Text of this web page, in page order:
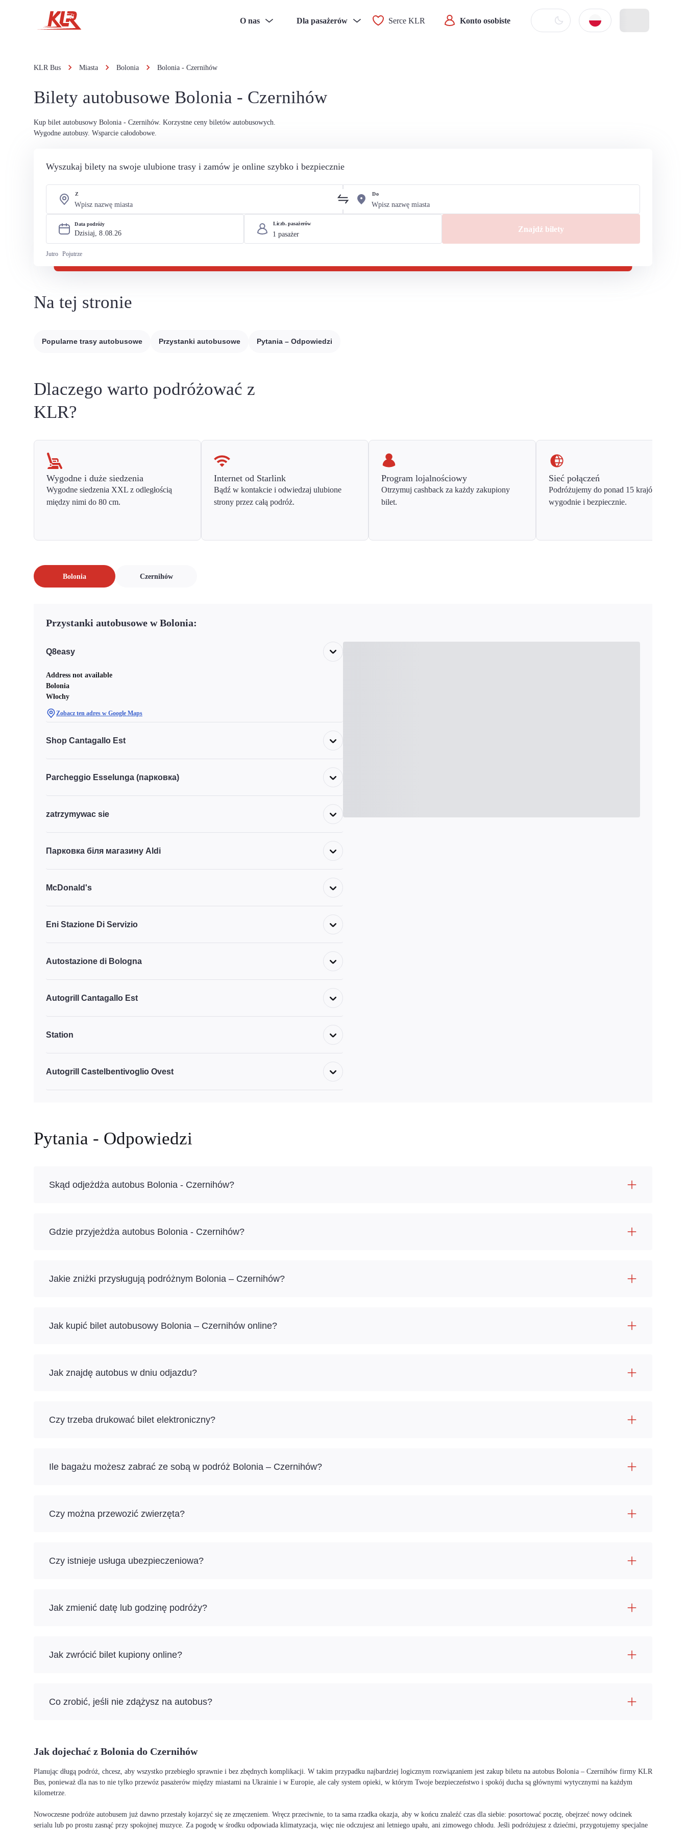
O nas Dla pasażerów Serce KLR Konto osobiste
KLR Bus Miasta Bolonia Bolonia - Czernihów
Bilety autobusowe Bolonia - Czernihów
Kup bilet autobusowy Bolonia - Czernihów. Korzystne ceny biletów autobusowych.
Wygodne autobusy. Wsparcie całodobowe.
Wyszukaj bilety na swoje ulubione trasy i zamów je online szybko i bezpiecznie
Z Do
Data podróży
Dzisiaj, 8.08.26
Jutro Pojutrze
Liczb. pasażerów
Znajdź bilety
Na tej stronie
Popularne trasy autobusowe Przystanki autobusowe Pytania – Odpowiedzi
Dlaczego warto podróżować z
KLR?
Wygodne i duże siedzenia
Wygodne siedzenia XXL z odległością
między nimi do 80 cm.
Internet od Starlink
Bądź w kontakcie i odwiedzaj ulubione
strony przez całą podróż.
Program lojalnościowy
Otrzymuj cashback za każdy zakupiony
bilet.
Sieć połączeń
Podróżujemy do ponad 15 krajów Europy
wygodnie i bezpiecznie.
Bolonia Czernihów
Przystanki autobusowe w Bolonia:
Q8easy
Address not available
Bolonia
Włochy
Zobacz ten adres w Google Maps
Shop Cantagallo Est
Parcheggio Esselunga (парковка)
zatrzymywac sie
Парковка біля магазину Aldi
McDonald's
Eni Stazione Di Servizio
Autostazione di Bologna
Autogrill Cantagallo Est
Station
Autogrill Castelbentivoglio Ovest
Pytania - Odpowiedzi
Skąd odjeżdża autobus Bolonia - Czernihów?
Gdzie przyjeżdża autobus Bolonia - Czernihów?
Jakie zniżki przysługują podróżnym Bolonia – Czernihów?
Jak kupić bilet autobusowy Bolonia – Czernihów online?
Jak znajdę autobus w dniu odjazdu?
Czy trzeba drukować bilet elektroniczny?
Ile bagażu możesz zabrać ze sobą w podróż Bolonia – Czernihów?
Czy można przewozić zwierzęta?
Czy istnieje usługa ubezpieczeniowa?
Jak zmienić datę lub godzinę podróży?
Jak zwrócić bilet kupiony online?
Co zrobić, jeśli nie zdążysz na autobus?
Jak dojechać z Bolonia do Czernihów
Planując długą podróż, chcesz, aby wszystko przebiegło sprawnie i bez zbędnych komplikacji. W takim przypadku najbardziej logicznym rozwiązaniem jest zakup biletu na autobus Bolonia – Czernihów firmy KLR
Bus, ponieważ dla nas to nie tylko przewóz pasażerów między miastami na Ukrainie i w Europie, ale cały system opieki, w którym Twoje bezpieczeństwo i spokój ducha są głównymi wytycznymi na każdym
kilometrze.
Nowoczesne podróże autobusem już dawno przestały kojarzyć się ze zmęczeniem. Wręcz przeciwnie, to ta sama rzadka okazja, aby w końcu znaleźć czas dla siebie: posortować pocztę, obejrzeć nowy odcinek
serialu lub po prostu zasnąć przy spokojnej muzyce. Za pogodę w środku odpowiada klimatyzacja, więc nie odczujesz ani letniego upału, ani zimowego chłodu. Jeśli podróżujesz z dziećmi, przygotujemy specjalne